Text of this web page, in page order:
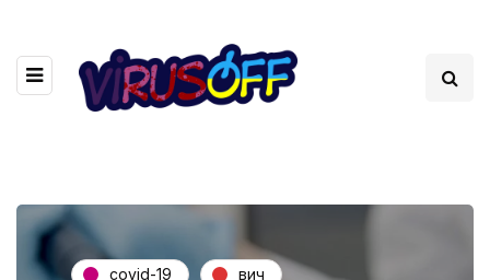
covid-19
вич